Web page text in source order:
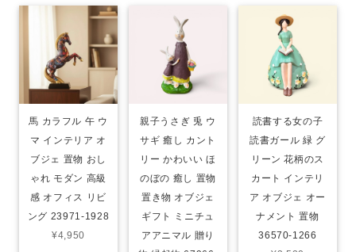
馬 カラフル 午 ウ
マ インテリア オ
ブジェ 置物 おし
ゃれ モダン 高級
感 オフィス リビ
ング 23971-1928
¥4,950
親子うさぎ 兎 ウ
サギ 癒し カント
リー かわいい ほ
のぼの 癒し 置物
置き物 オブジェ
ギフト ミニチュ
アアニマル 贈り
読書する女の子
読書ガール 緑 グ
リーン 花柄のス
カート インテリ
ア オブジェ オー
ナメント 置物
36570-1266